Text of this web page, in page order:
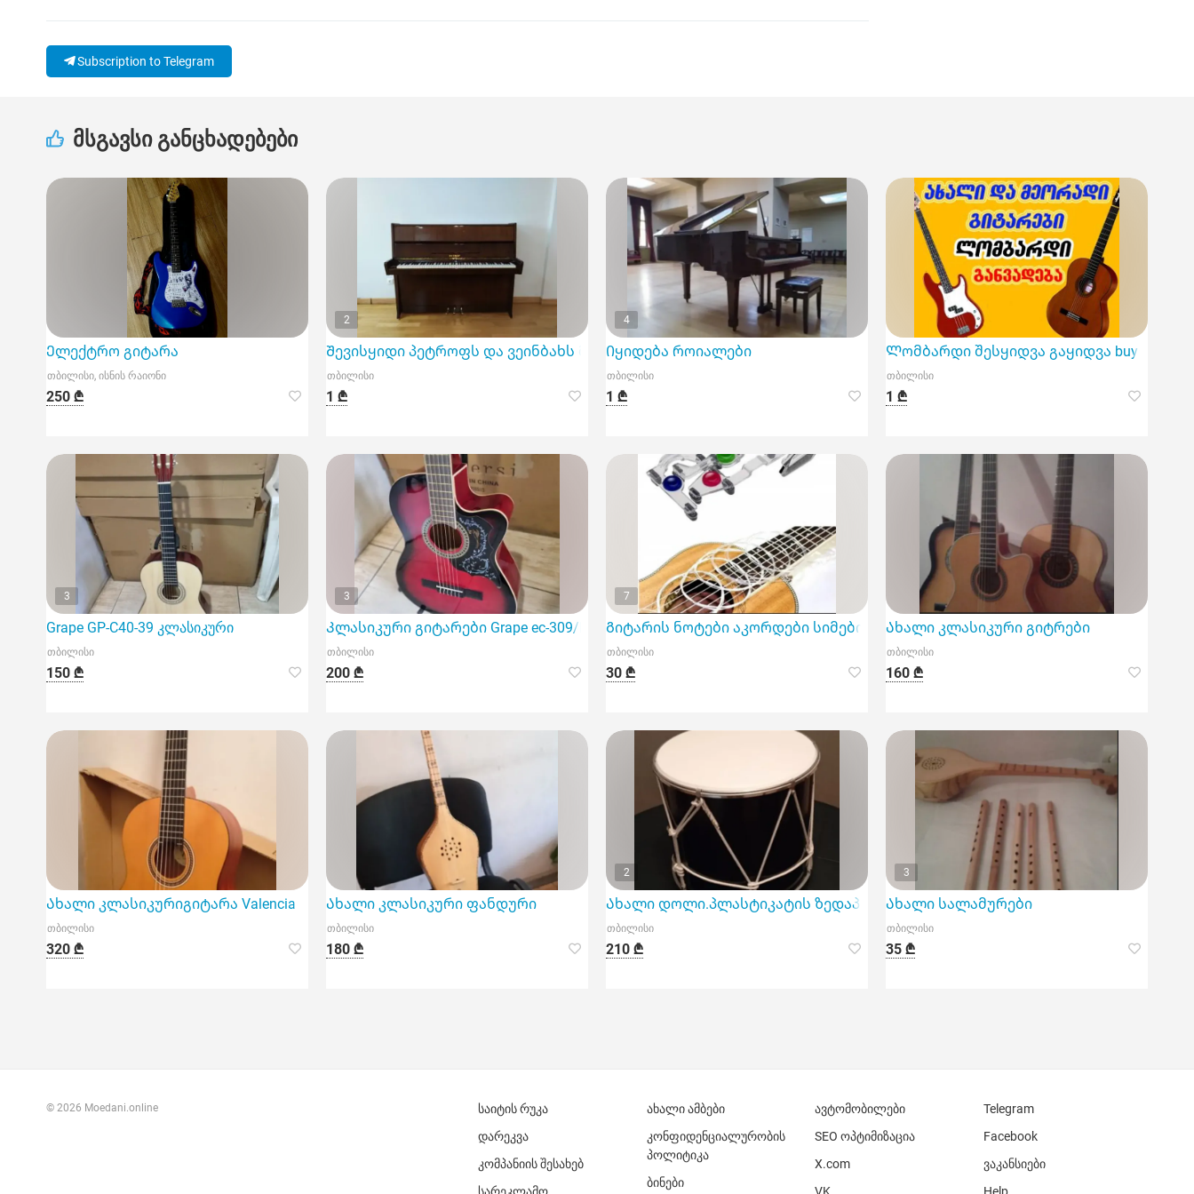
Subscription to Telegram
მსგავსი განცხადებები
Ელექტრო გიტარა
თბილისი, ისნის რაიონი
250 ₾
2
Შევისყიდი პეტროფს და ვეინბახს მაღალ ფასად
თბილისი
1 ₾
4
Იყიდება როიალები
თბილისი
1 ₾
Ლომბარდი შესყიდვა გაყიდვა buy guitar
თბილისი
1 ₾
3
Grape GP-C40-39 კლასიკური
თბილისი
150 ₾
3
Კლასიკური გიტარები Grape ec-309/N
თბილისი
200 ₾
7
Გიტარის ნოტები აკორდები სიმები
თბილისი
30 ₾
Ახალი კლასიკური გიტრები
თბილისი
160 ₾
Ახალი კლასიკურიგიტარა Valencia
თბილისი
320 ₾
Ახალი კლასიკური ფანდური
თბილისი
180 ₾
2
Ახალი დოლი.პლასტიკატის ზედაპირით
თბილისი
210 ₾
3
Ახალი სალამურები
თბილისი
35 ₾
© 2026 Moedani.online
საიტის რუკა
დარეკვა
კომპანიის შესახებ
ახალი ამბები
კონფიდენციალურობის
პოლიტიკა
ბინები
ავტომობილები
SEO ოპტიმიზაცია
X.com
Telegram
Facebook
ვაკანსიები